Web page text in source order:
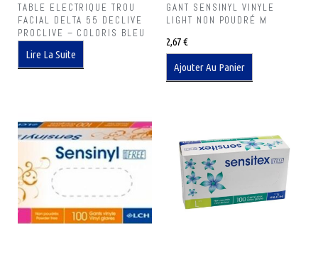
TABLE ELECTRIQUE TROU
FACIAL DELTA 55 DECLIVE
PROCLIVE – COLORIS BLEU
Lire La Suite
GANT SENSINYL VINYLE
LIGHT NON POUDRÉ M
2,67€
Ajouter Au Panier